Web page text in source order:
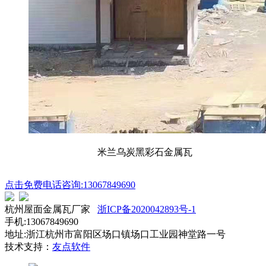
米兰乌炭黑彩石金属瓦
点击免费电话咨询:13067849690
杭州屋面金属瓦厂家 浙ICP备2020042893号-1
手机:13067849690
地址:浙江杭州市富阳区场口镇场口工业园神堂路一号
技术支持： 友点软件